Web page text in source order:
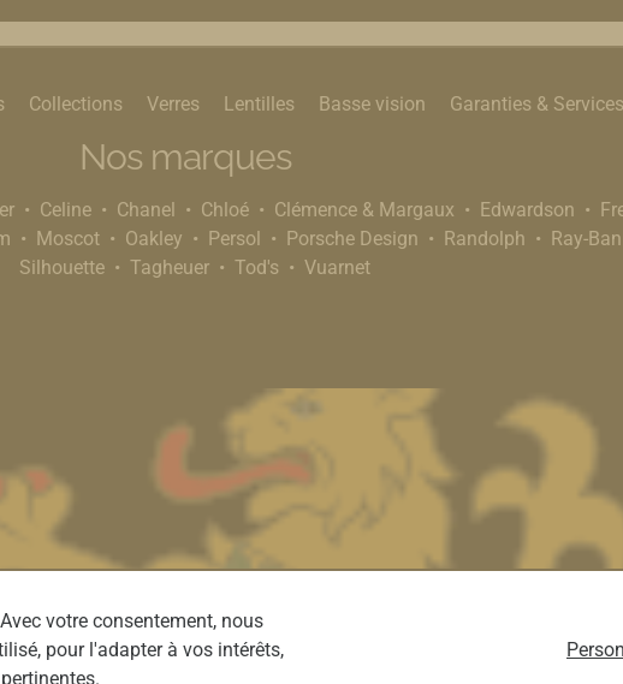
Collections Verres Lentilles Basse vision Garanties & Services
Nos marques
Celine Chanel Chloé Clémence & Margaux Edwardson
Moscot Oakley Persol Porsche Design Randolph Ray-Ban
Silhouette
Tagheuer Tod's Vuarnet
votre consentement, nous
pour l'adapter à vos intérêts,